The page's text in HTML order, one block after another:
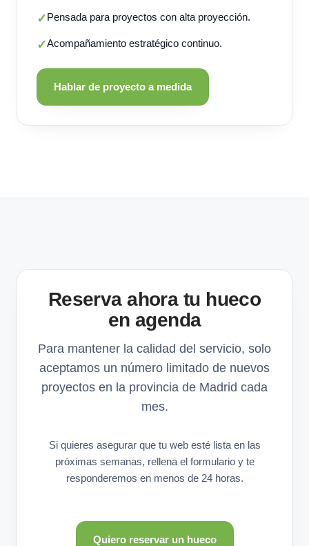
✓Pensada para proyectos con alta proyección.
✓Acompañamiento estratégico continuo.
Hablar de proyecto a medida
Reserva ahora tu hueco
en agenda
Para mantener la calidad del servicio, solo
aceptamos un número limitado de nuevos
proyectos en la provincia de Madrid cada
mes.
Si quieres asegurar que tu web esté lista en las
próximas semanas, rellena el formulario y te
responderemos en menos de 24 horas.
Quiero reservar un hueco